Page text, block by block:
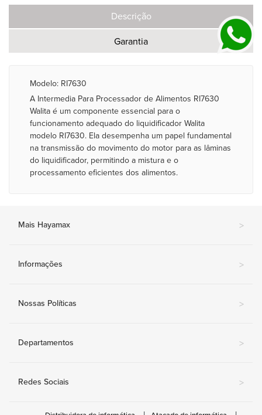
Descrição
Garantia
Modelo: RI7630
A Intermedia Para Processador de Alimentos RI7630
Walita é um componente essencial para o
funcionamento adequado do liquidificador Walita
modelo RI7630. Ela desempenha um papel fundamental
na transmissão do movimento do motor para as lâminas
do liquidificador, permitindo a mistura e o
processamento eficientes dos alimentos.
Mais Hayamax >
Informações >
Nossas Políticas >
Departamentos >
Redes Sociais >